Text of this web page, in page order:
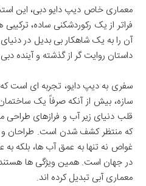
فراتر از یک رکوردشکنی ساده،
آن را به یک شاهکار بی بدیل در
داستان روایت گر از گذشته و آینده
سفری به دیپ دایو، تجربه ای است
سازه، بیش از آنکه صرفاً یک
قلب دنیای زیر آب و فرازهای
که منتظر کشف شدن است. طراحان و
غواص نه تنها به عمق آب ها، بلکه به
در جهان است. همین ویژگی ها
معماری آبی تبدیل کرده اند.